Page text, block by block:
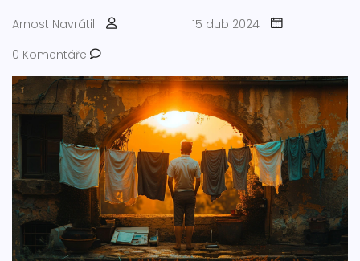
Arnost Navrátil
15 dub 2024
0 Komentáře